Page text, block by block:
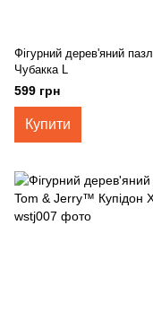
Фігурний дерев'яний пазл
Чубакка L
599 грн
Купити